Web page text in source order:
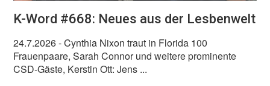
K-Word #668: Neues aus der Lesbenwelt
24.7.2026- Cynthia Nixon traut in Florida 100
Frauenpaare, Sarah Connor und weitere prominente
CSD-Gäste, Kerstin Ott: Jens ...